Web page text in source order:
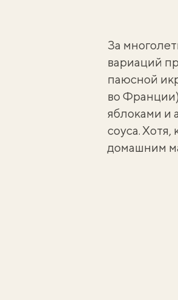
За
вариаций
паюсной
во
яблоками и
соуса. Хотя,
домашним